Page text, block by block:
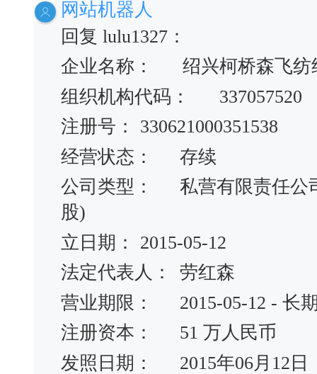
网站机器人
回复 lulu1327：
企业名称： 绍兴柯桥森飞纺
组织机构代码：
337057520
注册号：
330621000351538
经营状态：
存续
公司类型：
私营有限责任公
股)
立日期：
2015-05-12
法定代表人：
劳红森
营业期限：
2015-05-12 - 长
注册资本：
51 万人民币
发照日期：
2015年06月12日